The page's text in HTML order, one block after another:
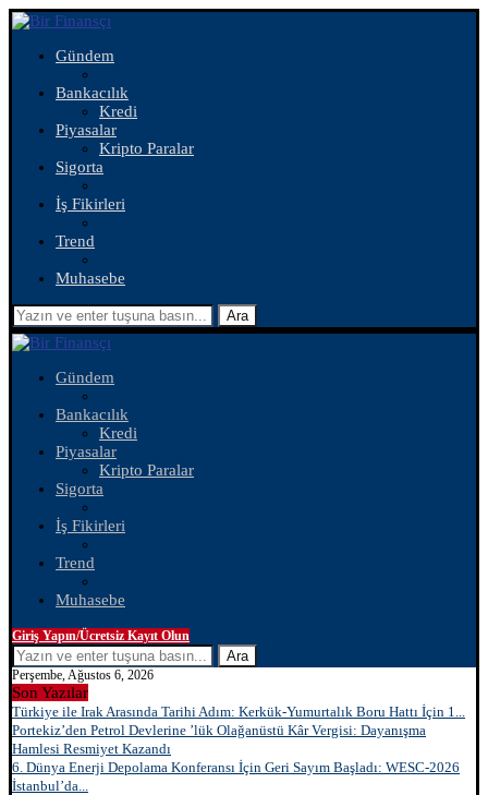
Gündem
Bankacılık
Kredi
Piyasalar
Kripto Paralar
Sigorta
İş Fikirleri
Trend
Muhasebe
Ara
Gündem
Bankacılık
Kredi
Piyasalar
Kripto Paralar
Sigorta
İş Fikirleri
Trend
Muhasebe
Giriş Yapın/Ücretsiz Kayıt Olun
Ara
Perşembe, Ağustos 6, 2026
Son Yazılar
Türkiye ile Irak Arasında Tarihi Adım: Kerkük-Yumurtalık Boru Hattı İçin 1...
Portekiz’den Petrol Devlerine ’lük Olağanüstü Kâr Vergisi: Dayanışma
Hamlesi Resmiyet Kazandı
6. Dünya Enerji Depolama Konferansı İçin Geri Sayım Başladı: WESC-2026
İstanbul’da...